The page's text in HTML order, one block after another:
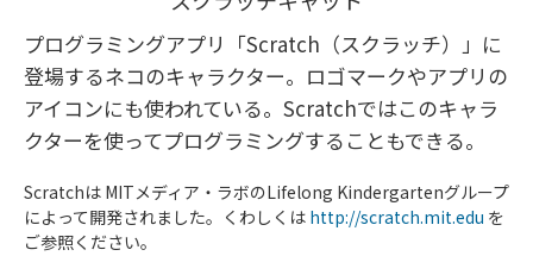
プログラミングアプリ「Scratch（スクラッチ）」に
登場するネコのキャラクター。ロゴマークやアプリの
アイコンにも使われている。Scratchではこのキャラ
クターを使ってプログラミングすることもできる。
Scratchは MITメディア・ラボのLifelong Kindergartenグループ
によって開発されました。くわしくは http://scratch.mit.edu を
ご参照ください。